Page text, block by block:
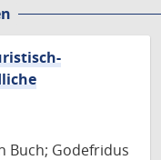
Buch; Godefridus